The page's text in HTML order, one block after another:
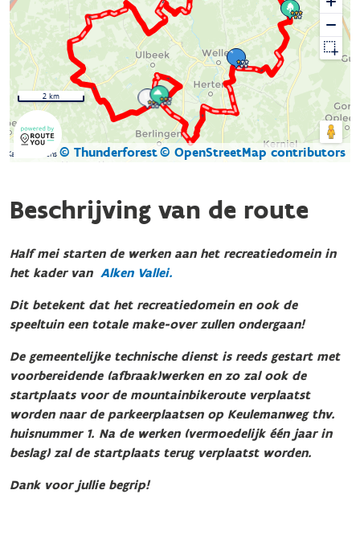
Kaartgegevens © Thunderforest© OpenStreetMap contributors
2 km
Beschrijving van de route
Half mei starten de werken aan het recreatiedomein in
het kader van Alken Vallei.
Dit betekent dat het recreatiedomein en ook de
speeltuin een totale make-over zullen ondergaan!
De gemeentelijke technische dienst is reeds gestart met
voorbereidende (afbraak)werken en zo zal ook de
startplaats voor de mountainbikeroute verplaatst
worden naar de parkeerplaatsen op Keulemanweg thv.
huisnummer 1. Na de werken (vermoedelijk één jaar in
beslag) zal de startplaats terug verplaatst worden.
Dank voor jullie begrip!